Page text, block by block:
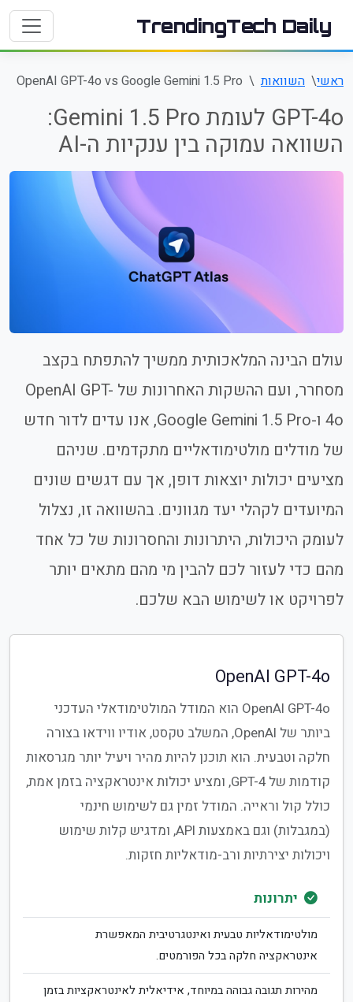
TrendingTech Daily
ראשי השוואות OpenAI GPT-4o vs Google Gemini 1.5 Pro
GPT-4o לעומת Gemini 1.5 Pro:
השוואה עמוקה בין ענקיות ה-AI
עולם הבינה המלאכותית ממשיך להתפתח בקצב
מסחרר, ועם ההשקות האחרונות של OpenAI GPT-
4o ו-Google Gemini 1.5 Pro, אנו עדים לדור חדש
של מודלים מולטימודאליים מתקדמים. שניהם
מציעים יכולות יוצאות דופן, אך עם דגשים שונים
המיועדים לקהלי יעד מגוונים. בהשוואה זו, נצלול
לעומק היכולות, היתרונות והחסרונות של כל אחד
מהם כדי לעזור לכם להבין מי מהם מתאים יותר
לפרויקט או לשימוש הבא שלכם.
OpenAI GPT-4o
OpenAI GPT-4o הוא המודל המולטימודאלי העדכני
ביותר של OpenAI, המשלב טקסט, אודיו ווידאו בצורה
חלקה וטבעית. הוא תוכנן להיות מהיר ויעיל יותר מגרסאות
קודמות של GPT-4, ומציע יכולות אינטראקציה בזמן אמת,
כולל קול וראייה. המודל זמין גם לשימוש חינמי
(במגבלות) וגם באמצעות API, ומדגיש קלות שימוש
ויכולות יצירתיות ורב-מודאליות חזקות.
יתרונות
מולטימודאליות טבעית ואינטגרטיבית המאפשרת
אינטראקציה חלקה בכל הפורמטים.
מהירות תגובה גבוהה במיוחד, אידיאלית לאינטראקציות בזמן